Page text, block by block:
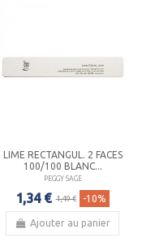
LIME RECTANGUL. 2 FACES
100/100 BLANC...
PEGGY SAGE
1,34 € 1,49 € -10%
Ajouter au panier